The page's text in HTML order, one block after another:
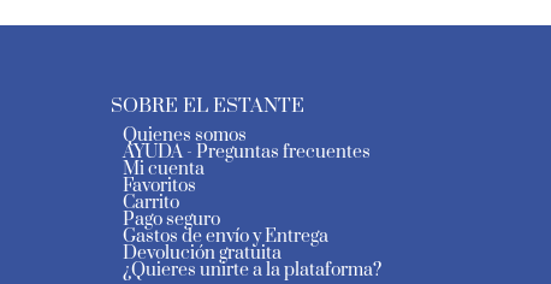
SOBRE EL ESTANTE
Quienes somos
AYUDA - Preguntas frecuentes
Mi cuenta
Favoritos
Carrito
Pago seguro
Gastos de envío y Entrega
Devolución gratuita
¿Quieres unirte a la plataforma?